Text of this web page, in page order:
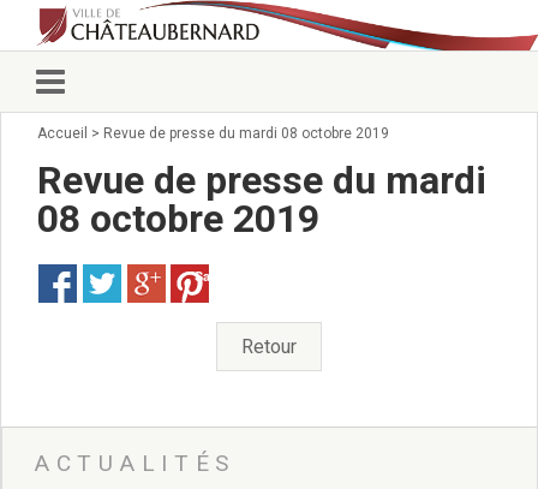
Vie municipale
Conseillers municipaux
Commissions 2026
Arrêtés du Maire
Services municipaux
Pour venir nous voir
administratives
Services Techniques
Accueil > Revue de presse du mardi 08 octobre 2019
Revue de presse du mardi
08 octobre 2019
Save
Retour
ACTUALITÉS